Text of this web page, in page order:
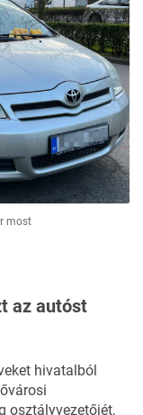
most
az autóst
hivatalból
osztályvezetőjét,